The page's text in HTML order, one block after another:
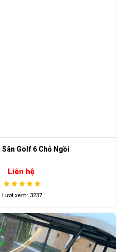
Sân Golf 6 Chỗ Ngồi
Liên hệ
Lượt xem: 3237